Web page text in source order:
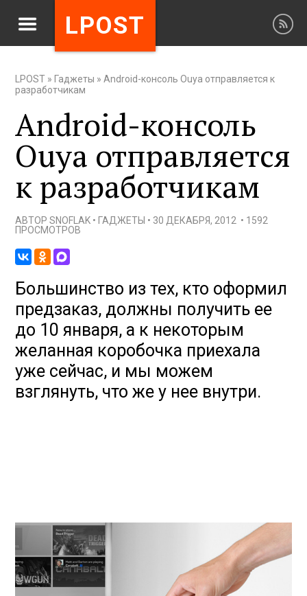
LPOST
LPOST » Гаджеты »Android-консоль Ouya отправляется к
разработчикам
Android-консоль
Ouya отправляется
к разработчикам
АВТОРSNOFLAK • ГАДЖЕТЫ • 30 ДЕКАБРЯ, 2012 • 1592
ПРОСМОТРОВ
Большинство из тех, кто оформил
предзаказ, должны получить ее
до 10 января, а к некоторым
желанная коробочка приехала
уже сейчас, и мы можем
взглянуть, что же у нее внутри.